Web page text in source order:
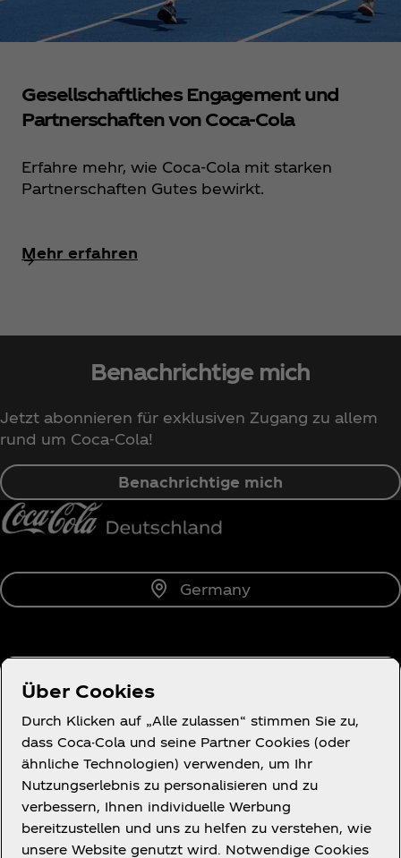
Gesellschaftliches Engagement und
Partnerschaften von Coca‑Cola
Erfahre mehr, wie Coca‑Cola mit starken
Partnerschaften Gutes bewirkt.
Mehr erfahren
Benachrichtige mich
Jetzt abonnieren für exklusiven Zugang zu allem
rund um Coca‑Cola!
Benachrichtige mich
Germany
Über uns
Du brauchst Hilfe?
Über Cookies
Durch Klicken auf „Alle zulassen“ stimmen Sie zu,
dass Coca-Cola und seine Partner Cookies (oder
ähnliche Technologien) verwenden, um Ihr
Nutzungserlebnis zu personalisieren und zu
verbessern, Ihnen individuelle Werbung
bereitzustellen und uns zu helfen zu verstehen, wie
unsere Website genutzt wird. Notwendige Cookies